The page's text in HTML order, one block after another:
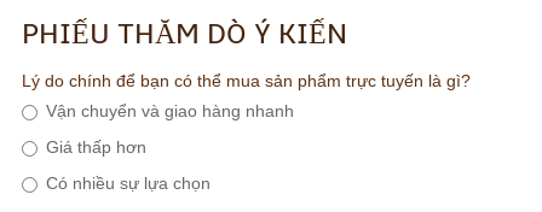
PHIẾU THĂM DÒ Ý KIẾN
Lý do chính để bạn có thể mua sản phẩm trực tuyến là gì?
Vận chuyển và giao hàng nhanh
Giá thấp hơn
Có nhiều sự lựa chọn